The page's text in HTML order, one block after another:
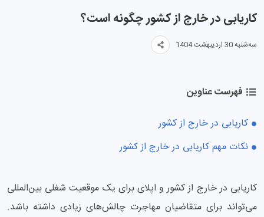
کاریابی در خارج از کشور چگونه است؟
سه‌شنبه 30 اردیبهشت 1404
فهرست عناوین
کاریابی در خارج از کشور
نکات مهم کاریابی در خارج از کشور
کاریابی در خارج از کشور و اپلای برای یک موقعیت شغلی بین‌المللی
می‌تواند برای متقاضیان مهاجرت چالش‌های زیادی داشته باشد.